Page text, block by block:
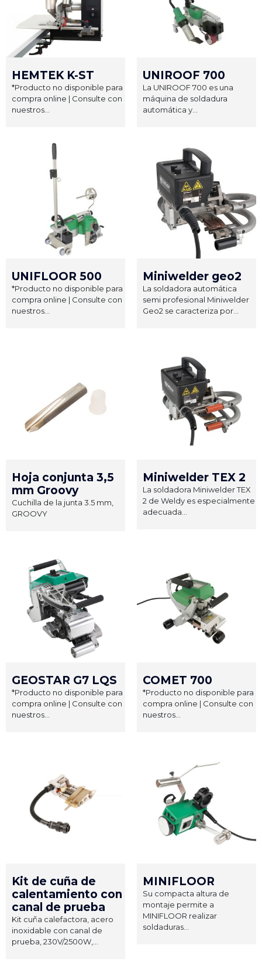
HEMTEK K-ST
*Producto no disponible para
compra online | Consulte con
nuestros...
UNIROOF 700
La UNIROOF 700 es una
máquina de soldadura
automática y...
UNIFLOOR 500
*Producto no disponible para
compra online | Consulte con
nuestros...
Miniwelder geo2
La soldadora automática
semi profesional Miniwelder
Geo2 se caracteriza por...
Hoja conjunta 3,5
mm Groovy
Cuchilla de la junta 3.5 mm,
GROOVY
Miniwelder TEX 2
La soldadora Miniwelder TEX
2 de Weldy es especialmente
adecuada...
GEOSTAR G7 LQS
*Producto no disponible para
compra online | Consulte con
nuestros...
COMET 700
*Producto no disponible para
compra online | Consulte con
nuestros...
Kit de cuña de
calentamiento con
canal de prueba
Kit cuña calefactora, acero
inoxidable con canal de
prueba, 230V/2500W,...
MINIFLOOR
Su compacta altura de
montaje permite a
MINIFLOOR realizar
soldaduras...